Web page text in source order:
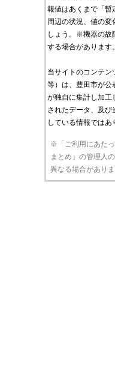
報値はあくまで「暫
周辺の状況、値の変
しょう。※機器の故
する場合があります。
当サイトのコンテン
等）は、豊田市が公
が独自に集計し加工
されたデータ、及
している情報ではあ
※「ご利用にあた
まとめ」の管理人
異なる場合があり